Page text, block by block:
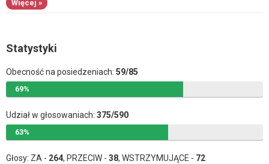
Więcej »
Statystyki
Obecność na posiedzeniach: 59/85
69%
Udział w głosowaniach: 375/590
63%
Głosy: ZA - 264, PRZECIW - 38, WSTRZYMUJĄCE - 72